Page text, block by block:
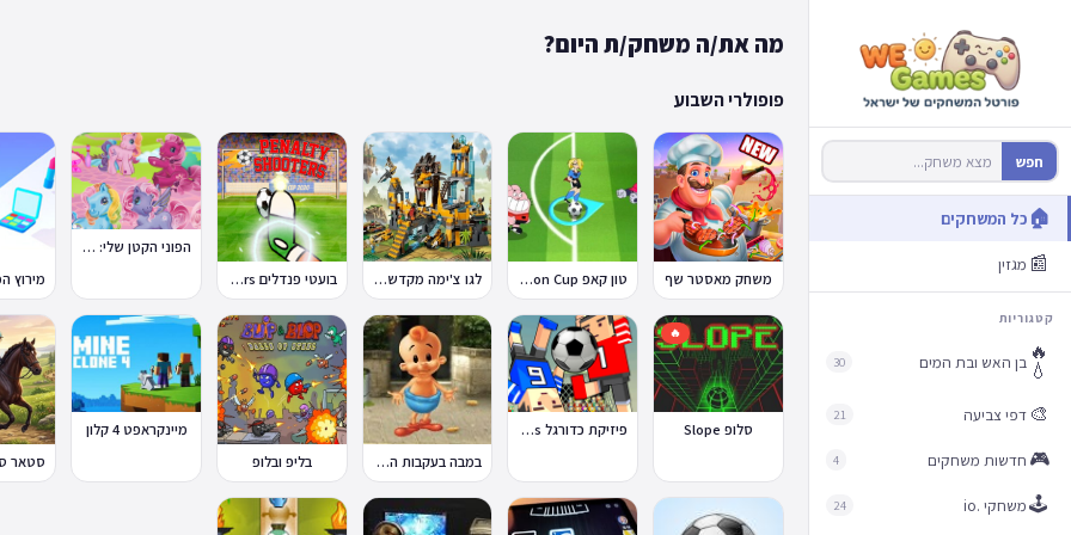
חפש
🏠 כל המשחקים
📰 מגזין
קטגוריות
🔥
💧 בן האש ובת המים 30
🎨 דפי צביעה 21
🎮 חדשות משחקים 4
🕹️משחקי .io 24
מה את/ה משחק/ת היום?
פופולרי השבוע
משחק מאסטר שף טון קאפ Toon Cup לגו צ'ימה מקדש האריות בועטי פנדלים Penalty Shooters
הפוני הקטן שלי: מסיבה בכפר
🔥
סלופ Slope
פיזיקת כדורגל Soccer Physics
במבה בעקבות החטיף החטוף 2
בליפ ובלופ
מיינקראפט 4 קלון